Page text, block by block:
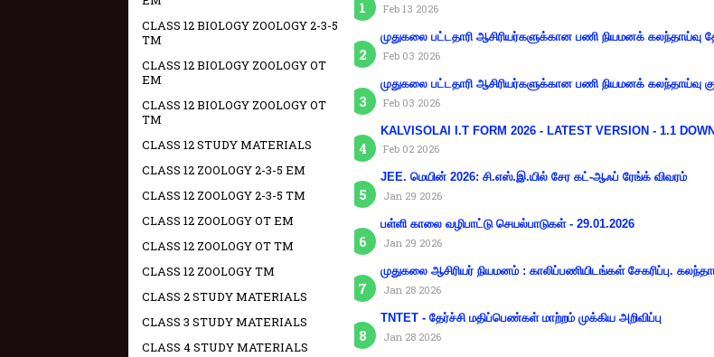
Feb 13 2026
முதுகலை பட்டதாரி ஆசிரியர்களுக்கான பணி நியமனக் கலந்தாய்வு
Feb 03 2026
முதுகலை பட்டதாரி ஆசிரியர்களுக்கான பணி நியமனக் கலந்தாய்வு
Feb 03 2026
KALVISOLAI I.T FORM 2026 - LATEST VERSION - 1.1
Feb 02 2026
JEE. மெயின் 2026: சி.எஸ்.இ.யில் சேர கட்-ஆஃப் ரேங்க் விவரம்
Jan 29 2026
பள்ளி காலை வழிபாட்டு செயல்பாடுகள் - 29.01.2026
Jan 29 2026
முதுகலை ஆசிரியர் நியமனம் : காலிப்பணியிடங்கள் சேகரிப்பு.
Jan 28 2026
TNTET - தேர்ச்சி மதிப்பெண்கள் மாற்றம் முக்கிய அறிவிப்பு
Jan 28 2026
CLASS 12 BIOLOGY ZOOLOGY 2-3-5
TM
CLASS 12 BIOLOGY ZOOLOGY OT
EM
CLASS 12 BIOLOGY ZOOLOGY OT
TM
CLASS 12 STUDY MATERIALS
CLASS 12 ZOOLOGY 2-3-5 EM
CLASS 12 ZOOLOGY 2-3-5 TM
CLASS 12 ZOOLOGY OT EM
CLASS 12 ZOOLOGY OT TM
CLASS 12 ZOOLOGY TM
CLASS 2 STUDY MATERIALS
CLASS 3 STUDY MATERIALS
CLASS 4 STUDY MATERIALS